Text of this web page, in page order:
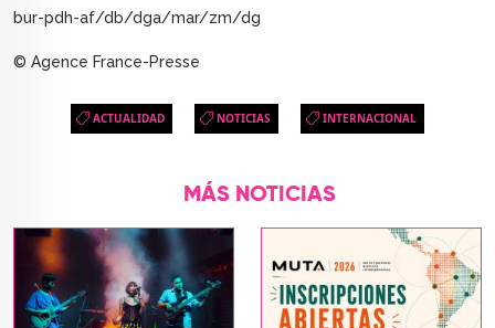
bur-pdh-af/db/dga/mar/zm/dg
© Agence France-Presse
ACTUALIDAD NOTICIAS INTERNACIONAL
MÁS NOTICIAS